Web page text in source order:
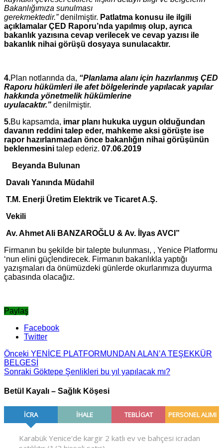
Bakanlığımıza sunulması
gerekmektedir.”denilmiştir. Patlatma konusu ile ilgili
açıklamalar ÇED Raporu’nda yapılmış olup, ayrıca
bakanlık yazısına cevap verilecek ve cevap yazısı ile
bakanlık nihai görüşü dosyaya sunulacaktır.
4.Plan notlarında da, “Planlama alanı için hazırlanmış ÇED
Raporu hükümleri ile afet bölgelerinde yapılacak yapılar
hakkında yönetmelik hükümlerine
uyulacaktır.” denilmiştir.
5.Bu kapsamda, imar planı hukuka uygun olduğundan
davanın reddini talep eder, mahkeme aksi görüşte ise
rapor hazırlanmadan önce bakanlığın nihai görüşünün
beklenmesini talep ederiz. 07.06.2019
Beyanda Bulunan
Davalı Yanında Müdahil
T.M. Enerji Üretim Elektrik ve Ticaret A.Ş.
Vekili
Av. Ahmet Ali BANZAROĞLU & Av. İlyas AVCI”
Firmanın bu şekilde bir talepte bulunması, , Yenice Platformu
‘nun elini güçlendirecek. Firmanın bakanlıkla yaptığı
yazışmaları da önümüzdeki günlerde okurlarımıza duyurma
çabasında olacağız.
Paylaş
Facebook
Twitter
Önceki YENİCE PLATFORMUNDAN ALAN’A TEŞEKKÜR
BELGESİ
Sonraki Göktepe Şenlikleri bu yıl yapılacak mı?
Betül Kayalı – Sağlık Köşesi